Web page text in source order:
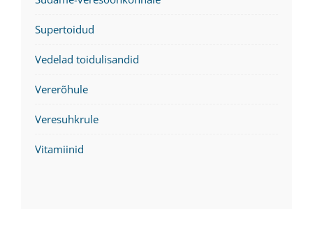
Supertoidud
Vedelad toidulisandid
Vererõhule
Veresuhkrule
Vitamiinid